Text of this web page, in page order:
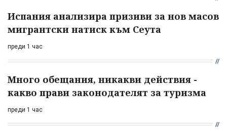
Испания анализира призиви за нов масов
мигрантски натиск към Сеута
преди 1 час
Много обещания, никакви действия -
какво прави законодателят за туризма
преди 1 час